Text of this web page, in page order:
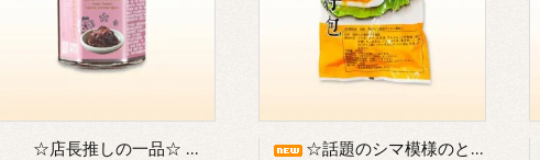
☆店長推しの一品☆ 桜エビ醤（90g入）／台湾近海で取れた桜エビとフライドエシャロットを使った“食べるラー油系”／※瓶物のため常温または冷蔵発送【冷凍発送不可】 ☆話題のシマ模様のとんがり団子【蟹籽包：魚卵入り蟹風味フィッシュボール／400g入り】／※冷凍品のためクール便【冷凍発送】のみ／※別途クール便代がかかります